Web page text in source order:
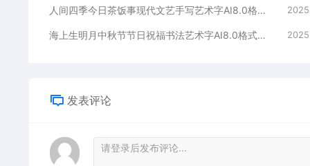
人间四季今日茶饭事现代文艺手写艺术字AI8.0格式激光打标文件通用矢量图
海上生明月中秋节节日祝福书法艺术字AI8.0格式激光打标文件通用矢量图
发表评论